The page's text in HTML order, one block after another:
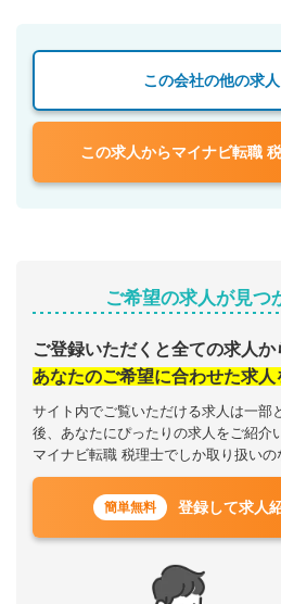
この会社の他の求
この求人からマイナビ転職
ご希望の求人が見つ
ご登録いただくと全ての求人か
あなたのご希望に合わせた求人
サイト内でご覧いただける求人は一部
後、あなたにぴったりの求人をご紹介
マイナビ転職 税理士でしか取り扱いの
簡単無料 登録して求人